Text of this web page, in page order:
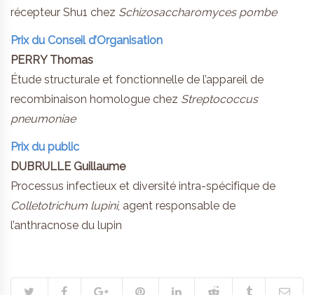
récepteur Shu1 chez Schizosaccharomyces pombe
Prix du Conseil d’Organisation
PERRY Thomas
Étude structurale et fonctionnelle de l’appareil de
recombinaison homologue chez Streptococcus
pneumoniae
Prix du public
DUBRULLE Guillaume
Processus infectieux et diversité intra-spécifique de
Colletotrichum lupini, agent responsable de
l’anthracnose du lupin